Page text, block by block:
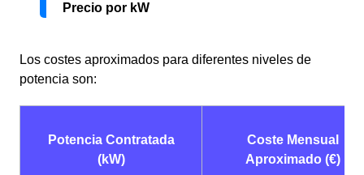
Precio por kW
Los costes aproximados para diferentes niveles de
potencia son:
Potencia Contratada
(kW)
Coste Mensual
Aproximado (€)